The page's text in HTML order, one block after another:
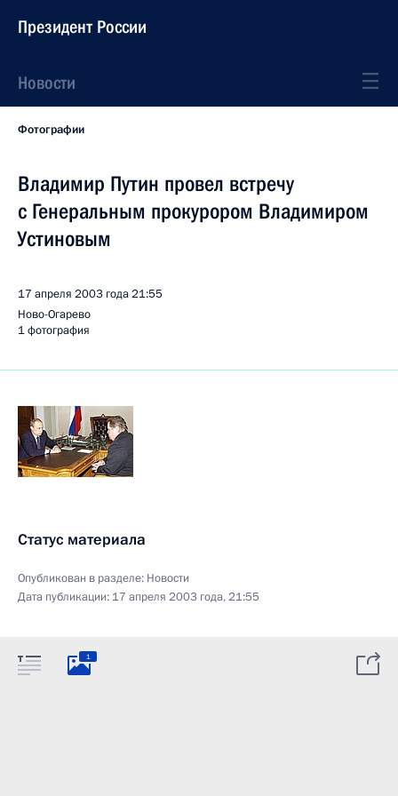
Президент России
Новости
Фотографии
Владимир Путин провел встречу
с Генеральным прокурором Владимиром
Устиновым
17 апреля 2003 года21:55
Ново-Огарево
1 фотография
Статус материала
Опубликован в разделе: Новости
Дата публикации: 17 апреля 2003 года, 21:55
1